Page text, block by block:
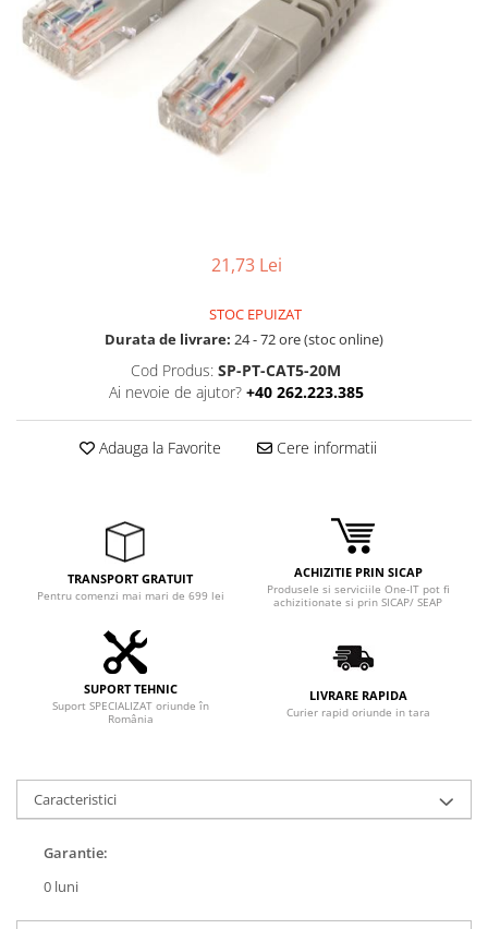
Smartphone IPhone
Boxe
Mouse
Casti
21,73 Lei
STOC EPUIZAT
Durata de livrare: 24 - 72 ore (stoc online)
Cod Produs: SP-PT-CAT5-20M
Ai nevoie de ajutor? +40 262.223.385
Adauga la Favorite Cere informatii
TRANSPORT GRATUIT
Pentru comenzi mai mari de 699 lei
ACHIZITIE PRIN SICAP
Produsele si serviciile One-IT pot fi
achizitionate si prin SICAP/ SEAP
SUPORT TEHNIC
Suport SPECIALIZAT oriunde în
România
LIVRARE RAPIDA
Curier rapid oriunde in tara
Caracteristici
Garantie:
0 luni